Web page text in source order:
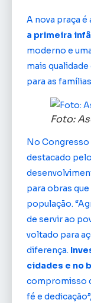
A nova praça é
a primeira
moderno e
mais
para as
Foto:
No Congresso
destacado
para obras
população.
de servir ao
voltado para
diferença.
cidades e no
compromisso
fé e